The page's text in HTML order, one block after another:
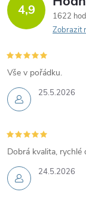
4,9
1622
Zobrazit
25.5.2026
Vše v pořádku.
24.5.2026
Dobrá kvalita,